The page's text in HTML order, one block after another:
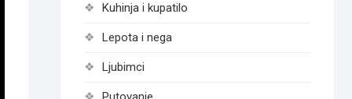
Kuhinja i kupatilo
Lepota i nega
Ljubimci